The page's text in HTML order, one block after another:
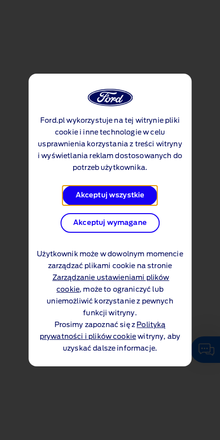
Ford.pl wykorzystuje na tej witrynie pliki
cookie i inne technologie w celu
usprawnienia korzystania z treści witryny
i wyświetlania reklam dostosowanych do
potrzeb użytkownika.
Akceptuj wszystkie
Akceptuj wymagane
Użytkownik może w dowolnym momencie
zarządzać plikami cookie na stronie
Zarządzanie ustawieniami plików
cookie, może to ograniczyć lub
uniemożliwić korzystanie z pewnych
funkcji witryny.
Prosimy zapoznać się z Polityką
prywatności i plików cookie witryny, aby
uzyskać dalsze informacje.